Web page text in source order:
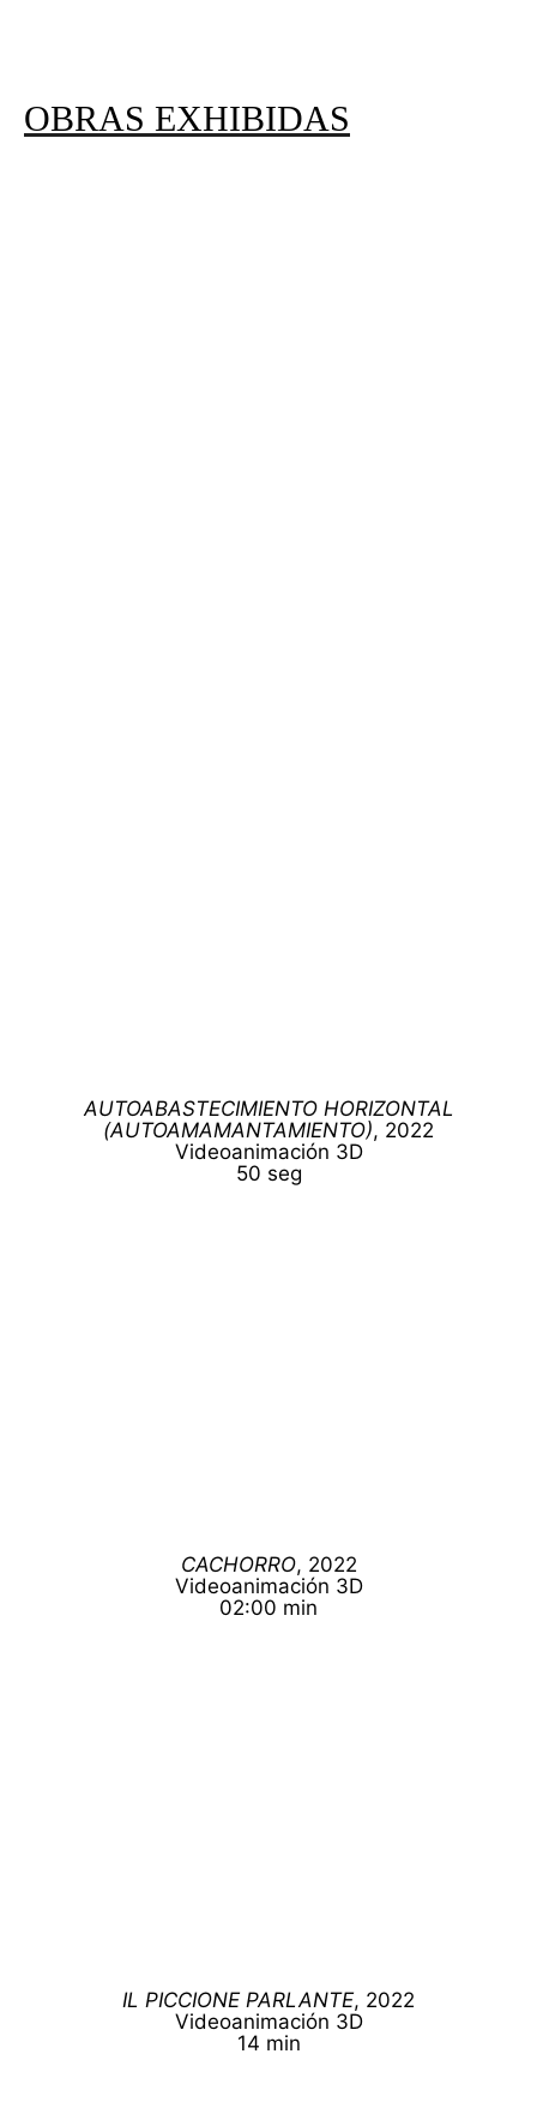
OBRAS EXHIBIDAS
AUTOABASTECIMIENTO HORIZONTAL
(AUTOAMAMANTAMIENTO), 2022
Videoanimación 3D
50 seg
CACHORRO, 2022
Videoanimación 3D
02:00 min
IL PICCIONE PARLANTE, 2022
Videoanimación 3D
14 min